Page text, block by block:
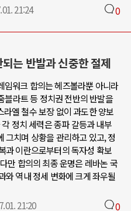
21:24 0
는 반발과 신중한 절제
임워크 합의는 헤즈볼라뿐 아니라
블라트 등 정치권 전반의 반발을
엘 철수 보장 없이 과도한 양보
정치 세력은 종파 갈등과 내부
그치며 상황을 관리하고 있고, 정
과 이란으로부터의 독자성 확보
만 합의의 최종 운명은 레바논 국
와 역내 정세 변화에 크게 좌우될
21:20 0